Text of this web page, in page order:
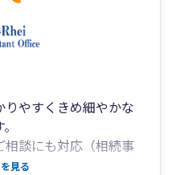
やすくきめ細やかな
相談にも対応（相続事
、補助金助成金、節
見る